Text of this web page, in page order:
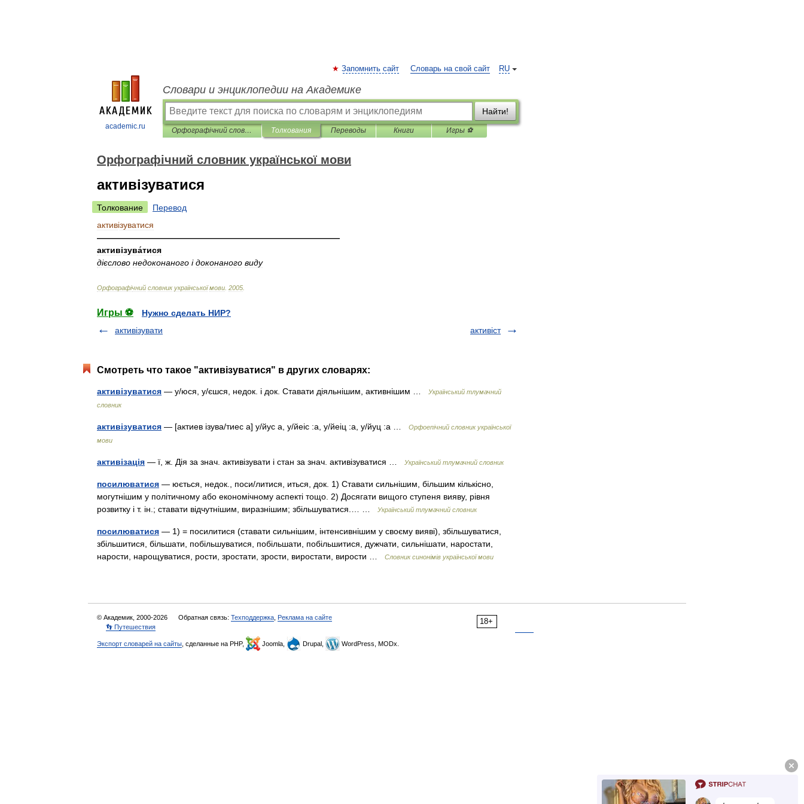
academic.ru
RU
Запомнить сайт Словарь на свой сайт
Словари и энциклопедии на Академике
Найти!
Орфографічний словник української мови Толкования Переводы Книги Игры ⚽
Орфографічний словник української мови
активізуватися
Толкование
Перевод
активізуватися
—————————————————————————————
активізува́тися
дієслово недоконаного ідоконаного виду
Орфографічний словник української мови 2005
Игры ⚽
Нужно сделать НИР?
активізувати
активіст
Смотреть что такое "активізуватися" в других словарях:
активізуватися — у/юся, у/єшся, недок. і док. Ставати діяльнішим, активнішим …
Український тлумачний
словник
активізуватися — [актиев ізува/тиес а] у/йус а, у/йеіс :а, у/йеіц :а, у/йуц :а …
Орфоепічний словник української
мови
активізація — ї, ж. Дія за знач. активізувати і стан за знач. активізуватися … Український тлумачний словник
посилюватися — юється, недок., поси/литися, иться, док. 1) Ставати сильнішим, більшим кількісно,
могутнішим у політичному або економічному аспекті тощо. 2) Досягати вищого ступеня вияву, рівня
розвитку і т. ін.; ставати відчутнішим, виразнішим; збільшуватися.… …
Український тлумачний словник
посилюватися — 1) = посилитися (ставати сильнішим, інтенсивнішим у своєму вияві), збільшуватися,
збільшитися, більшати, побільшуватися, побільшати, побільшитися, дужчати, сильнішати, наростати,
нарости, нарощуватися, рости, зростати, зрости, виростати, вирости …
Словник синонімів української мови
18+
© Академик, 2000-2026 Обратная связь: Техподдержка Реклама на сайте
👣 Путешествия
Экспорт словарей на сайты , сделанные на PHP, Joomla, Drupal, WordPress, MODx.